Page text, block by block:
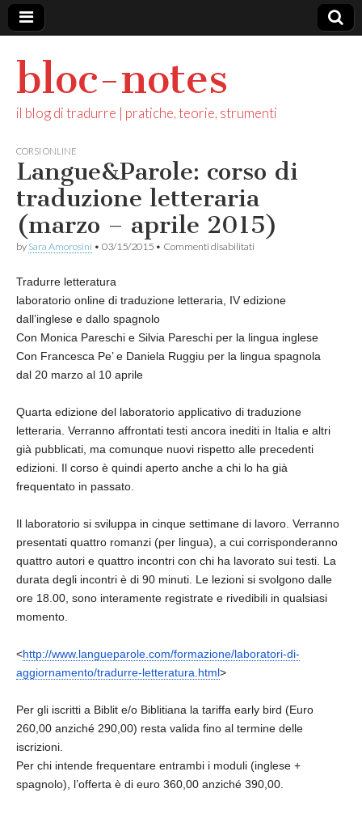
bloc-notes
il blog di tradurre | pratiche, teorie, strumenti
CORSI ONLINE
Langue&Parole: corso di
traduzione letteraria
(marzo – aprile 2015)
by Sara Amorosini • 03/15/2015 • Commenti disabilitati
traduzione
–
2015)
Tradurre letteratura
laboratorio online di traduzione letteraria, IV edizione
dall’inglese e dallo spagnolo
Con Monica Pareschi e Silvia Pareschi per la lingua inglese
Con Francesca Pe’ e Daniela Ruggiu per la lingua spagnola
dal 20 marzo al 10 aprile
Quarta edizione del laboratorio applicativo di traduzione
letteraria. Verranno affrontati testi ancora inediti in Italia e altri
già pubblicati, ma comunque nuovi rispetto alle precedenti
edizioni. Il corso è quindi aperto anche a chi lo ha già
frequentato in passato.
Il laboratorio si sviluppa in cinque settimane di lavoro. Verranno
presentati quattro romanzi (per lingua), a cui corrisponderanno
quattro autori e quattro incontri con chi ha lavorato sui testi. La
durata degli incontri è di 90 minuti. Le lezioni si svolgono dalle
ore 18.00, sono interamente registrate e rivedibili in qualsiasi
momento.
<http://www.langueparole.com/formazione/laboratori-di-
aggiornamento/tradurre-letteratura.html>
Per gli iscritti a Biblit e/o Biblitiana la tariffa early bird (Euro
260,00 anziché 290,00) resta valida fino al termine delle
iscrizioni.
Per chi intende frequentare entrambi i moduli (inglese +
spagnolo), l’offerta è di euro 360,00 anziché 390,00.